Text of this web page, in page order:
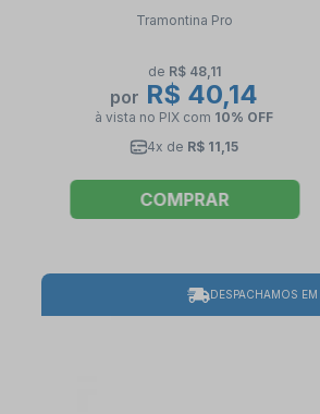
Tramontina Pro
de R$ 48,11
por R$ 40,14
à vista no PIX com 10% OFF
4x de R$ 11,15
COMPRAR
DESPACHAMOS EM